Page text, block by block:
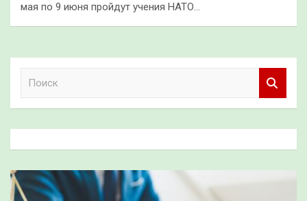
мая по 9 июня пройдут учения НАТО…
к